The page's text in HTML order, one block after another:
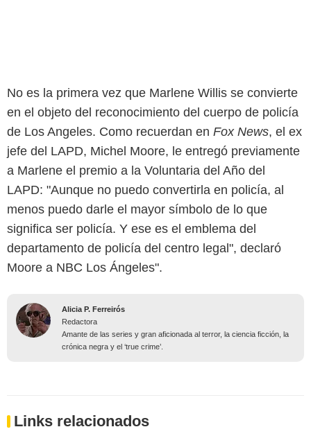
No es la primera vez que Marlene Willis se convierte
en el objeto del reconocimiento del cuerpo de policía
de Los Angeles. Como recuerdan en Fox News, el ex
jefe del LAPD, Michel Moore, le entregó previamente
a Marlene el premio a la Voluntaria del Año del
LAPD: "Aunque no puedo convertirla en policía, al
menos puedo darle el mayor símbolo de lo que
significa ser policía. Y ese es el emblema del
departamento de policía del centro legal", declaró
Moore a NBC Los Ángeles".
Alicia P. Ferreirós
Redactora
Amante de las series y gran aficionada al terror, la ciencia ficción, la
crónica negra y el ‘true crime’.
Links relacionados